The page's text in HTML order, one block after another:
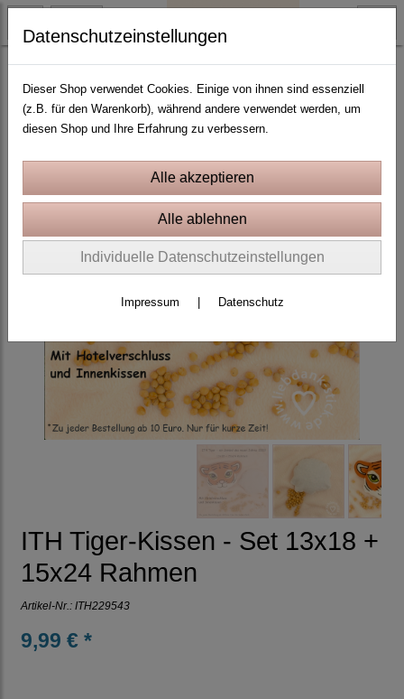
Baby und Mutterschaft
ITH Tiger-Kissen - Set 13x18 +
15x24 Rahmen
Artikel-Nr.: ITH229543
9,99 € *
Datenschutzeinstellungen
Dieser Shop verwendet Cookies. Einige von ihnen sind essenziell
(z.B. für den Warenkorb), während andere verwendet werden, um
diesen Shop und Ihre Erfahrung zu verbessern.
Individuelle Datenschutzeinstellungen
Impressum Datenschutz